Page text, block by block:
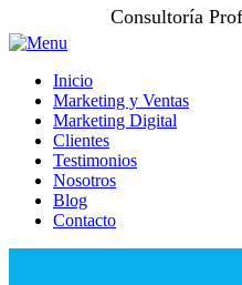
Consultoría
Inicio
Marketing y Ventas
Marketing Digital
Clientes
Testimonios
Nosotros
Blog
Contacto